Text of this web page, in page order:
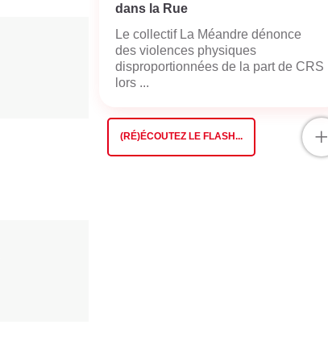
dans la Rue
Le collectif La Méandre dénonce
des violences physiques
disproportionnées de la part de CRS
lors ...
(RÉ)ÉCOUTEZ LE FLASH... +